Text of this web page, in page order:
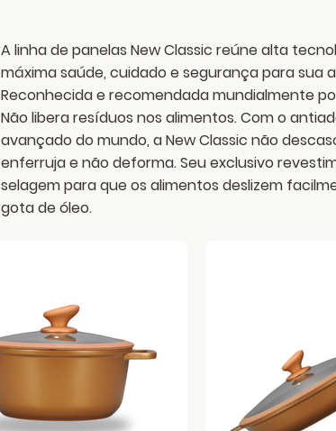
A linha de panelas New Classic reúne alta
máxima saúde, cuidado e segurança para sua
Reconhecida e recomendada mundialmente
Não libera resíduos nos alimentos. Com o
avançado do mundo, a New Classic não
enferruja e não deforma. Seu exclusivo
selagem para que os alimentos deslizem
gota de óleo.